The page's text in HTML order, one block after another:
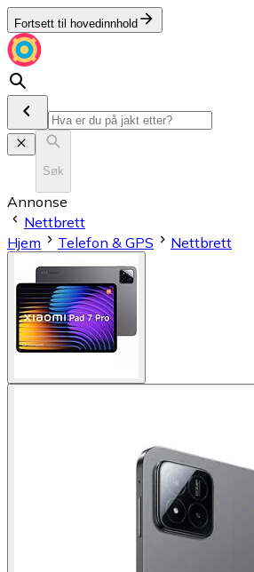
Fortsett til hovedinnhold
Søk
Annonse
Nettbrett
Hjem
Telefon & GPS Nettbrett